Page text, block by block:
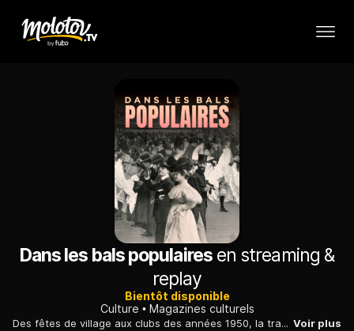
Dans les bals populairesen streaming &
replay
Bientôt disponible
Culture
Magazines culturels
Des fêtes de village aux clubs des années 1950, la tradition du bal a perduré tout s'adaptant aux changements sociaux, aux impératifs politiques et aux aspirations populaires. Voir plus